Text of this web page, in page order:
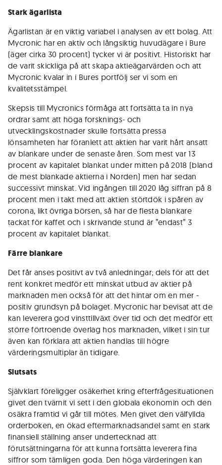
Stark ägarlista
Ägarlistan är en viktig variabel i analysen av ett bolag. Att
Mycronic har en aktiv och långsiktig huvudägare i Bure
(äger cirka 30 procent) tycker vi är positivt. Historiskt har
de varit skickliga på att skapa aktieägarvärden och att
Mycronic kvalar in i Bures portfölj ser vi som en
kvalitetsstämpel.
Skepsis till Mycronics förmåga att fortsätta ta in nya
ordrar samt att höga forsknings- och
utvecklingskostnader skulle fortsätta pressa
lönsamheten har föranlett att aktien har varit hårt ansatt
av blankare under de senaste åren. Som mest var 13
procent av kapitalet blankat under mitten på 2018 (bland
de mest blankade aktierna i Norden) men har sedan
successivt minskat. Vid ingången till 2020 låg siffran på 8
procent men i takt med att aktien störtdök i spåren av
corona, likt övriga börsen, så har de flesta blankare
tackat för kaffet och i skrivande stund är ”endast” 3
procent av kapitalet blankat.
Färre blankare
Det får anses positivt av två anledningar; dels för att det
rent konkret medför ett minskat utbud av aktier på
marknaden men också för att det hintar om en mer ­
positiv grundsyn på bolaget. Mycronic har bevisat att de
kan leverera god vinsttillväxt över tid och det medför ett
större förtroende överlag hos marknaden, vilket i sin tur
även kan förklara att aktien handlas till högre
värderingsmultiplar än tidigare.
Slutsats
Självklart föreligger osäkerhet kring efterfrågesituationen
givet den tvärnit vi sett i den globala ekonomin och den
osäkra framtid vi går till mötes. Men givet den välfyllda
orderboken, en ökad eftermarknadsandel samt en stark
finansiell ställning anser undertecknad att
förutsättningarna för att kunna fortsätta leverera fina
siffror som tämligen goda. Den höga värderingen kan